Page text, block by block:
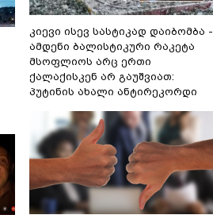
კიევი ისევ სასტიკად დაიბომბა -
ამდენი ბალისტიკური რაკეტა
მსოფლიოს არც ერთი
ქალაქისკენ არ გაუშვიათ:
პუტინის ახალი ანტირეკორდი